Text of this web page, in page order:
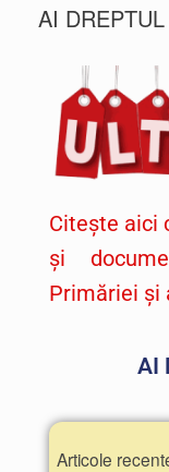
AI
Citește aici
și
Primăriei și
AI
Articole